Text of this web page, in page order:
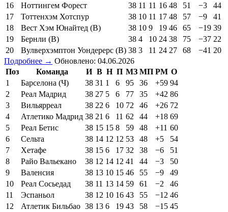
16
Ноттингем Форест 38 11 11 16 48 51 −3
44
17
Тоттенхэм Хотспур 38 10 11 17 48 57 −9
41
18
Вест Хэм Юнайтед (В) 38 10 9 19 46 65 −19 39
19
Бернли (В) 38 4 10 24 38 75 −37 22
20
Вулверхэмптон Уондерерс (В) 38 3 11 24 27 68 −41 20
Подробнее → Обновлено: 04.06.2026
Поз
Команда И В Н П МЗ МП РМ О
1
Барселона (Ч) 38 31 1 6 95 36 +59 94
2
Реал Мадрид 38 27 5 6 77 35 +42 86
3
Вильярреал 38 22 6 10 72 46 +26 72
4
Атлетико Мадрид 38 21 6 11 62 44 +18 69
5
Реал Бетис 38 15 15 8 59 48 +11 60
6
Сельта 38 14 12 12 53 48 +5
54
7
Хетафе 38 15 6 17 32 38 −6
51
8
Райо Вальекано 38 12 14 12 41 44 −3
50
9
Валенсия 38 13 10 15 46 55 −9
49
10
Реал Сосьедад 38 11 13 14 59 61 −2
46
11
Эспаньол 38 12 10 16 43 55 −12 46
12
Атлетик Бильбао 38 13 6 19 43 58 −15 45